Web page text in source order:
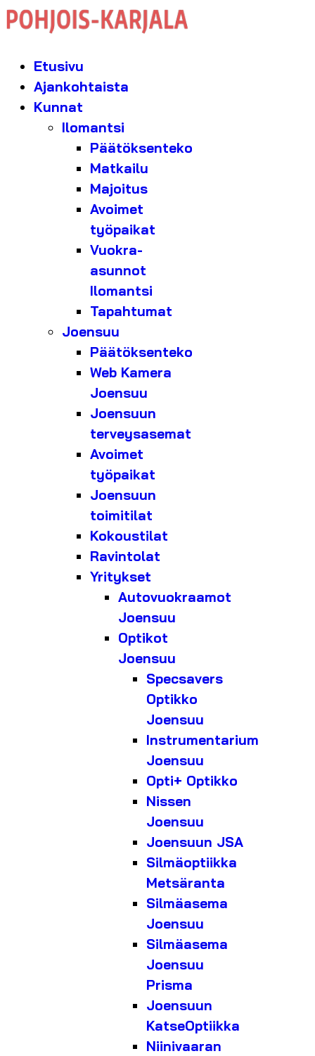
Etusivu
Ajankohtaista
Kunnat
Ilomantsi
Päätöksenteko
Matkailu
Majoitus
Avoimet
työpaikat
Vuokra-
asunnot
Ilomantsi
Tapahtumat
Joensuu
Päätöksenteko
Web Kamera
Joensuu
Joensuun
terveysasemat
Avoimet
työpaikat
Joensuun
toimitilat
Kokoustilat
Ravintolat
Yritykset
Autovuokraamot
Joensuu
Optikot
Joensuu
Specsavers
Optikko
Joensuu
Instrumentarium
Joensuu
Opti+ Optikko
Nissen
Joensuu
Joensuun JSA
Silmäoptiikka
Metsäranta
Silmäasema
Joensuu
Silmäasema
Joensuu
Prisma
Joensuun
KatseOptiikka
Niinivaaran